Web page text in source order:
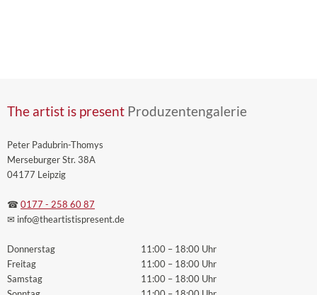
The artist is present Produzentengalerie
Peter Padubrin-Thomys
Merseburger Str. 38A
04177 Leipzig
☎ 0177 - 258 60 87
✉ info@theartistispresent.de
Donnerstag
Freitag
Samstag
11:00 – 18:00 Uhr
11:00 – 18:00 Uhr
11:00 – 18:00 Uhr